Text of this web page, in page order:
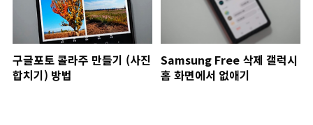
구글포토 콜라주 만들기 (사진
합치기) 방법
Samsung Free 삭제 갤럭시
홈 화면에서 없애기